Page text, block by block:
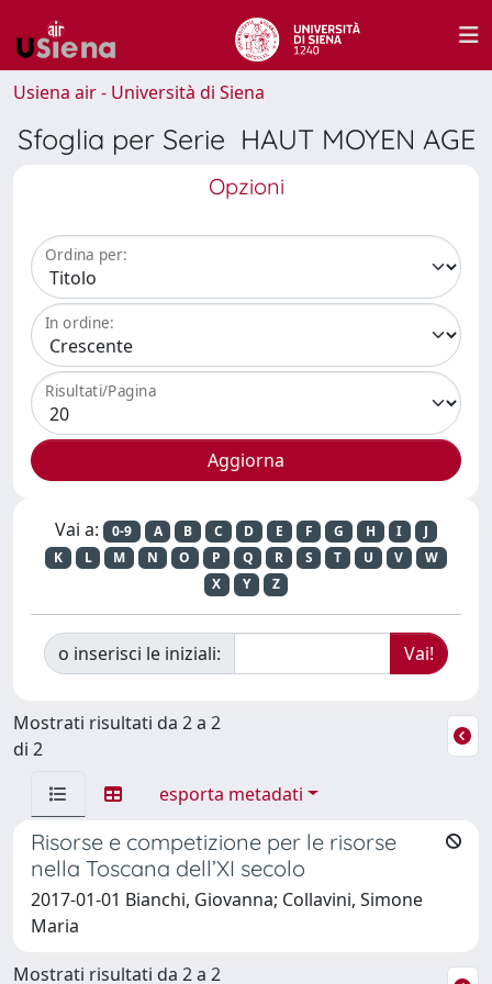
Usiena air - Università di Siena
Sfoglia per Serie HAUT MOYEN AGE
Opzioni
Ordina per:
In ordine:
Risultati/Pagina
Vai a: 0-9 A B C D E F G H I
J
K
L M N O P Q R S T U V
W
X
Y Z
o inserisci le iniziali:
Mostrati risultati da 2 a 2
di 2
esporta metadati
Risorse e competizione per le risorse
nella Toscana dell’XI secolo
2017-01-01 Bianchi, Giovanna; Collavini, Simone
Maria
Mostrati risultati da 2 a 2